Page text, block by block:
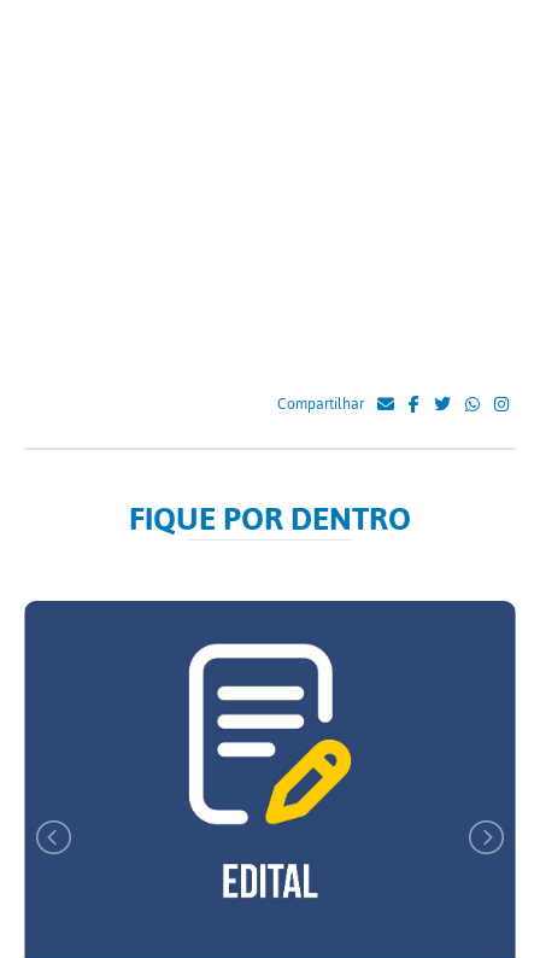
Compartilhar
FIQUE POR DENTRO